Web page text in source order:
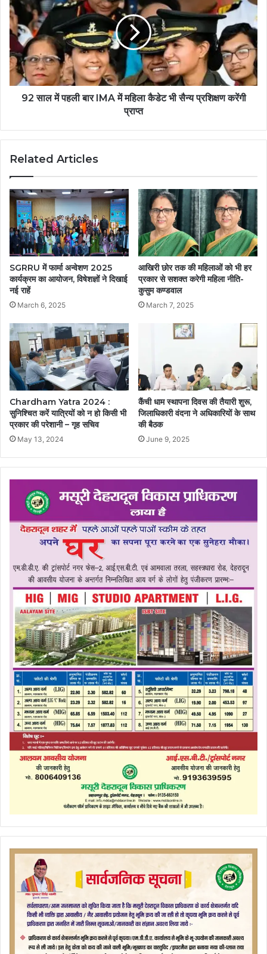
92 साल में पहली बार IMA में महिला कैडेट भी सैन्य प्रशिक्षण करेंगी
प्राप्त
Related Articles
SGRRU में फार्मा अन्वेशण 2025
कार्यक्रम का आयोजन, विषेशज्ञों ने दिखाई
नई राहें
March 6, 2025
आखिरी छोर तक की महिलाओं को भी हर
प्रकार से सशक्त करेगी महिला नीति-
कुसुम कण्डवाल
March 7, 2025
Chardham Yatra 2024 :
सुनिश्चित करें यात्रियों को न हो किसी भी
प्रकार की परेशानी – गृह सचिव
May 13, 2024
कैंची धाम स्थापना दिवस की तैयारी शुरू,
जिलाधिकारी वंदना ने अधिकारियों के साथ
की बैठक
June 9, 2025